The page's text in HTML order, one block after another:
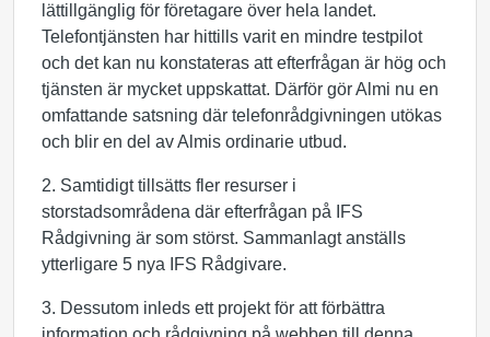
lättillgänglig för företagare över hela landet.
Telefontjänsten har hittills varit en mindre testpilot
och det kan nu konstateras att efterfrågan är hög och
tjänsten är mycket uppskattat. Därför gör Almi nu en
omfattande satsning där telefonrådgivningen utökas
och blir en del av Almis ordinarie utbud.
2. Samtidigt tillsätts fler resurser i
storstadsområdena där efterfrågan på IFS
Rådgivning är som störst. Sammanlagt anställs
ytterligare 5 nya IFS Rådgivare.
3. Dessutom inleds ett projekt för att förbättra